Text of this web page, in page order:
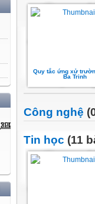
Quy tắc ứng xử
Ba Trinh
Công nghệ
Tin học (11